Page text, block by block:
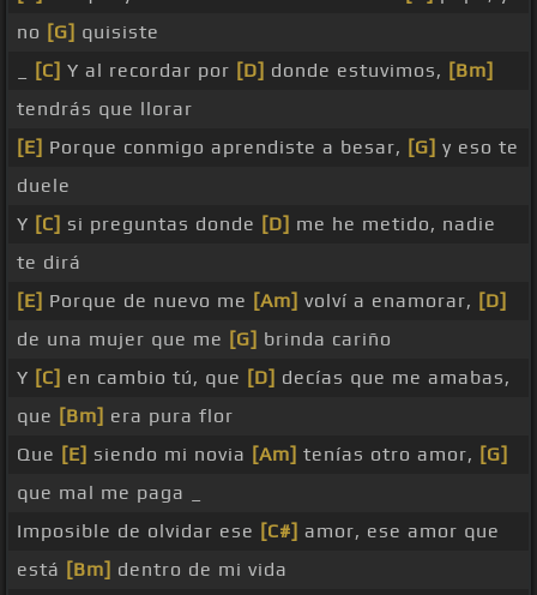
no [G] quisiste
[C] Y al recordar por [D] donde estuvimos, [Bm]
tendrás que llorar
[E] Porque conmigo aprendiste a besar, [G] y eso te
duele
Y [C] si preguntas donde [D] me he metido, nadie
te dirá
[E] Porque de nuevo me [Am] volví a enamorar, [D]
de una mujer que me [G] brinda cariño
Y [C] en cambio tú, que [D] decías que me amabas,
que [Bm] era pura flor
Que [E] siendo mi novia [Am] tenías otro amor, [G]
que mal me paga _
Imposible de olvidar ese [C#] amor, ese amor que
está [Bm] dentro de mi vida